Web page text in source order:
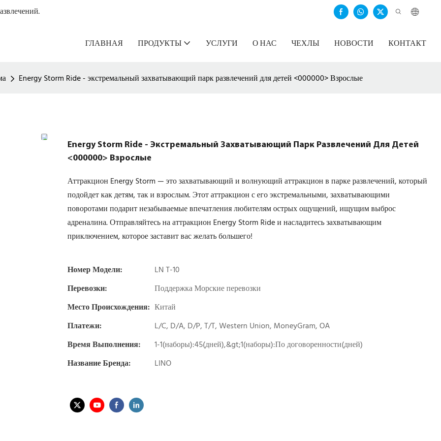
ГЛАВНАЯ ПРОДУКТЫ УСЛУГИ О НАС ЧЕХЛЫ НОВОСТИ КОНТАКТ
Energy Storm Ride - экстремальный захватывающий парк развлечений для детей <000000> Взрослые
Energy Storm Ride - Экстремальный Захватывающий Парк Развлечений Для Детей
<000000> Взрослые
Аттракцион Energy Storm — это захватывающий и волнующий аттракцион в парке развлечений, который
подойдет как детям, так и взрослым. Этот аттракцион с его экстремальными, захватывающими
поворотами подарит незабываемые впечатления любителям острых ощущений, ищущим выброс
адреналина. Отправляйтесь на аттракцион Energy Storm Ride и насладитесь захватывающим
приключением, которое заставит вас желать большего!
Номер Модели:
LN T-10
Перевозки:
Поддержка Морские перевозки
Место Происхождения: Китай
Платежи:
L/C, D/A, D/P, T/T, Western Union, MoneyGram, OA
Время Выполнения:
1-1(наборы):45(дней),&gt;1(наборы):По договоренности(дней)
Название Бренда:
LINO